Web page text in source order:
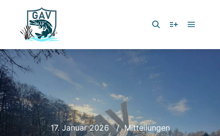
17. Januar 2026 Mitteilungen